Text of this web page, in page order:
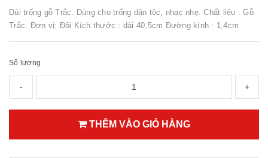
Dùi trống gỗ Trắc. Dùng cho trống dân tộc, nhạc nhẹ. Chất liệu : Gỗ
Trắc. Đơn vị: Đôi Kích thước : dài 40,5cm Đường kính : 1,4cm
Số lượng
- +
THÊM VÀO GIỎ HÀNG